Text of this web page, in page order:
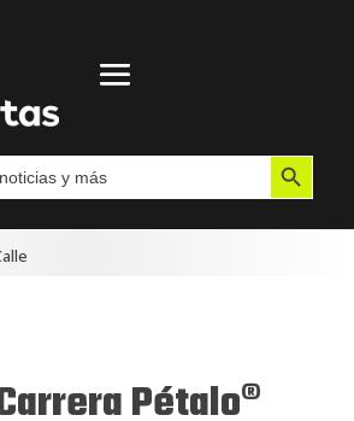
Botón de búsqueda
Pétalo®